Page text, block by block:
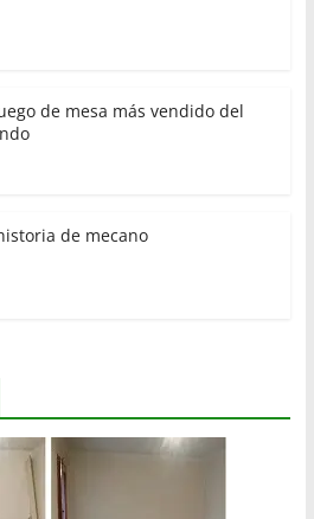
de mesa más vendido del
de mecano